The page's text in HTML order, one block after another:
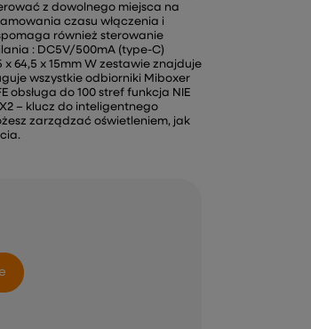
z dowolnego miejsca na
czasu włączenia i
również sterowanie
: DC5V/500mA (type-C)
x 64,5 x 15mm W zestawie znajduje
wszystkie odbiorniki Miboxer
obsługa do 100 stref funkcja NIE
– klucz do inteligentnego
zarządzać oświetleniem, jak